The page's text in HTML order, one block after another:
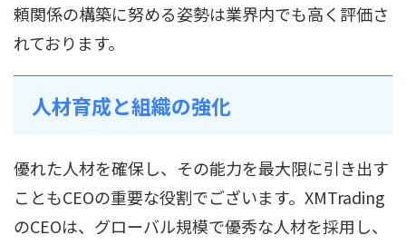
頼関係の構築に努める姿勢は業界内でも高く評価さ
れております。
人材育成と組織の強化
優れた人材を確保し、その能力を最大限に引き出す
こともCEOの重要な役割でございます。XMTrading
のCEOは、グローバル規模で優秀な人材を採用し、